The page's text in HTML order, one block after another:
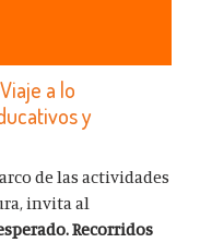
a lo
y
de las actividades
invita al
Recorridos